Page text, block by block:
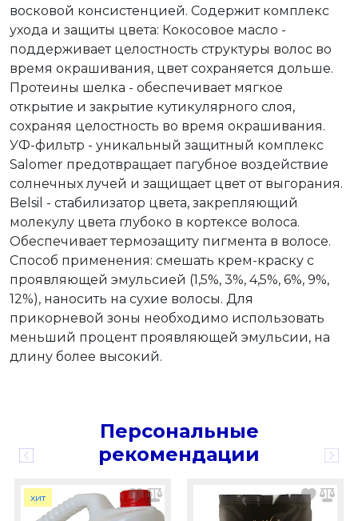
восковой консистенцией. Содержит комплекс
ухода и защиты цвета: Кокосовое масло -
поддерживает целостность структуры волос во
время окрашивания, цвет сохраняется дольше.
Протеины шелка - обеспечивает мягкое
открытие и закрытие кутикулярного слоя,
сохраняя целостность во время окрашивания.
УФ-фильтр - уникальный защитный комплекс
Salomer предотвращает пагубное воздействие
солнечных лучей и защищает цвет от выгорания.
Belsil - стабилизатор цвета, закрепляющий
молекулу цвета глубоко в кортексе волоса.
Обеспечивает термозащиту пигмента в волосе.
Способ применения: смешать крем-краску с
проявляющей эмульсией (1,5%, 3%, 4,5%, 6%, 9%,
12%), наносить на сухие волосы. Для
прикорневой зоны необходимо использовать
меньший процент проявляющей эмульсии, на
длину более высокий.
Персональные
рекомендации
хит